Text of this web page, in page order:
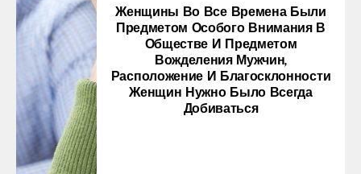
Женщины Во Все Времена Были
Предметом Особого Внимания В
Обществе И Предметом
Вожделения Мужчин,
Расположение И Благосклонности
Женщин Нужно Было Всегда
Добиваться